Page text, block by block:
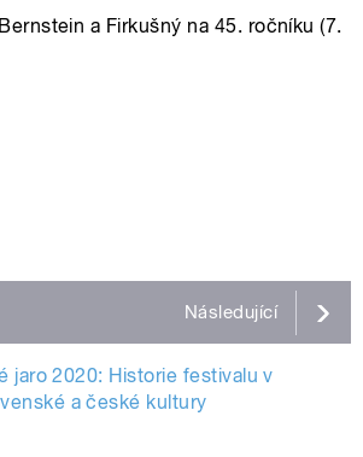
a Firkušný na 45. ročníku (7.
Následující
jaro 2020: Historie festivalu v
a české kultury